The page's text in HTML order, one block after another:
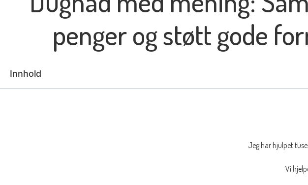
penger og støtt gode
Innhold
Jeg har hjulpet
Vi